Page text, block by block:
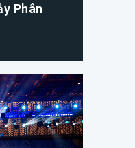
Phân